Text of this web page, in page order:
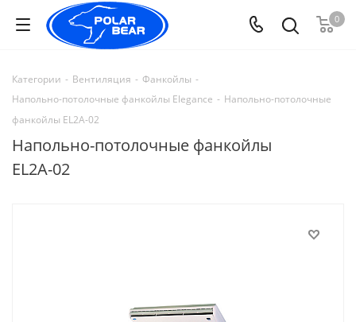
0
Категории - Вентиляция - Фанкойлы -
Напольно-потолочные фанкойлы Elegance - Напольно-потолочные
фанкойлы EL2A-02
Напольно-потолочные фанкойлы
EL2A-02